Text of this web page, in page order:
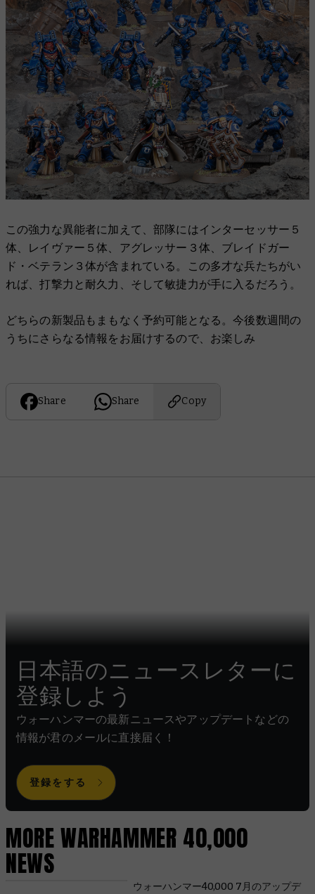
この強力な異能者に加えて、部隊にはインターセッサー５
体、レイヴァー５体、アグレッサー３体、ブレイドガー
ド・ベテラン３体が含まれている。この多才な兵たちがい
れば、打撃力と耐久力、そして敏捷力が手に入るだろう。
どちらの新製品もまもなく予約可能となる。今後数週間の
うちにさらなる情報をお届けするので、お楽しみ
Share Share Copy
日本語のニュースレターに
登録しよう
ウォーハンマーの最新ニュースやアップデートなどの
情報が君のメールに直接届く！
登録をする
MORE WARHAMMER 40,000
NEWS
ウォーハンマー40,000 7月のアップデ